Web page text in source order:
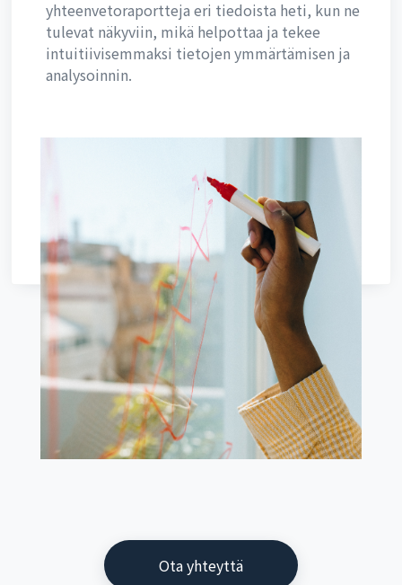
yhteenvetoraportteja eri tiedoista heti, kun ne
tulevat näkyviin, mikä helpottaa ja tekee
intuitiivisemmaksi tietojen ymmärtämisen ja
analysoinnin.
Ota yhteyttä